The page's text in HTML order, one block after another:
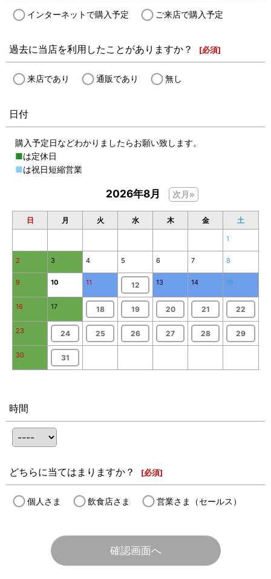
インターネットで購入予定 ご来店で購入予定
過去に当店を利用したことがありますか？ [必須]
来店であり 通販であり 無し
日付
購入予定日などわかりましたらお願い致します。
■は定休日
■は祝日短縮営業
2026年8月 次月»
日 月 火 水 木 金 土
1
2 3 4 5 6 7 8
9 10 11 12 13 14 15
16 17 18 19 20 21 22
23 24 25 26 27 28 29
30 31
時間
どちらに当てはまりますか？ [必須]
個人さま 飲食店さま 営業さま（セールス）
確認画面へ